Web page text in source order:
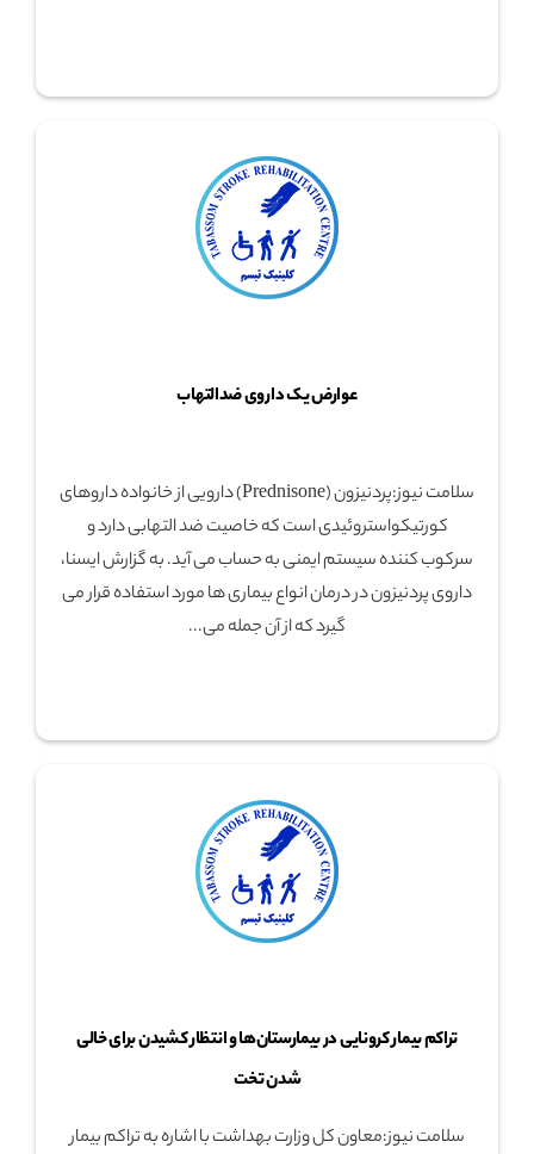
عوارض یک داروی ضدالتهاب
سلامت نیوز:پردنیزون (Prednisone) دارویی از خانواده داروهای
کورتیکواستروئیدی است که خاصیت ضد التهابی دارد و
سرکوب کننده سیستم ایمنی به حساب می آید. به گزارش ایسنا،
داروی پردنیزون در درمان انواع بیماری ها مورد استفاده قرار می
گیرد که از آن جمله می...
تراکم بیمار کرونایی در بیمارستان‌ها و انتظار کشیدن برای خالی
شدن تخت
سلامت نیوز:معاون کل وزارت بهداشت با اشاره به تراکم بیمار